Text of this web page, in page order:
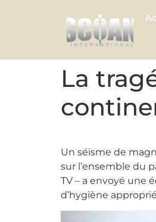
La
Un séisme de
sur l’ensemble du
TV – a envoyé une
d’hygiène